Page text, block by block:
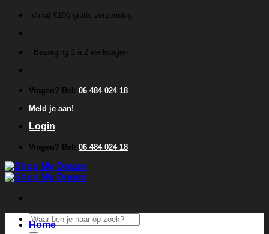
inhoud
Vanaf €100 gratis verzending
Bezorging 1 á 2 werkdagen
Vragen? Bel: 06 484 024 18
Meld je aan!
Login
Vragen? Bel: 06 484 024 18
Zoeken
naar:
Home